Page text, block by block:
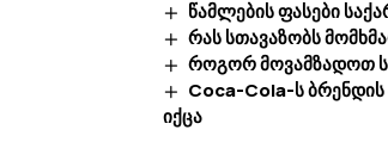
წამლების ფასები
რას სთავაზობს
როგორ მოვამზადოთ
Coca-Cola-ს
იქცა